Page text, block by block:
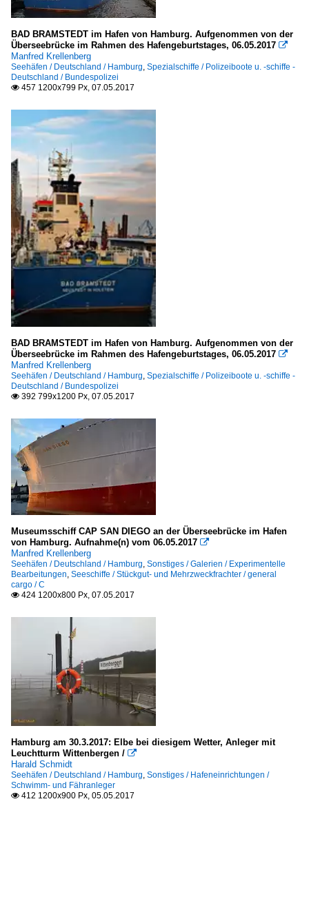
BAD BRAMSTEDT im Hafen von Hamburg. Aufgenommen von der
Überseebrücke im Rahmen des Hafengeburtstages, 06.05.2017 
Manfred Krellenberg
Seehäfen / Deutschland / Hamburg, Spezialschiffe / Polizeiboote u. -schiffe -
Deutschland / Bundespolizei
 457 1200x799 Px, 07.05.2017
BAD BRAMSTEDT im Hafen von Hamburg. Aufgenommen von der
Überseebrücke im Rahmen des Hafengeburtstages, 06.05.2017 
Manfred Krellenberg
Seehäfen / Deutschland / Hamburg, Spezialschiffe / Polizeiboote u. -schiffe -
Deutschland / Bundespolizei
 392 799x1200 Px, 07.05.2017
Museumsschiff CAP SAN DIEGO an der Überseebrücke im Hafen
von Hamburg. Aufnahme(n) vom 06.05.2017 
Manfred Krellenberg
Seehäfen / Deutschland / Hamburg, Sonstiges / Galerien / Experimentelle
Bearbeitungen, Seeschiffe / Stückgut- und Mehrzweckfrachter / general
cargo / C
 424 1200x800 Px, 07.05.2017
Hamburg am 30.3.2017: Elbe bei diesigem Wetter, Anleger mit
Leuchtturm Wittenbergen / 
Harald Schmidt
Seehäfen / Deutschland / Hamburg, Sonstiges / Hafeneinrichtungen /
Schwimm- und Fähranleger
 412 1200x900 Px, 05.05.2017